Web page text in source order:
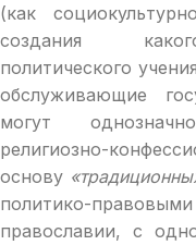
(как
создания
политического
обслуживающие
могут
религиозно-
основу
политико-
православии, с